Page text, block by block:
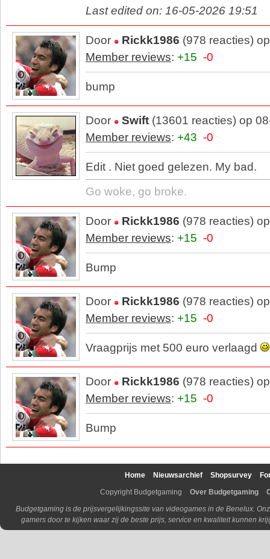
Last edited on: 16-05-2026 19:51
Door Rickk1986 (978 reacties)
Member reviews: +15 -0
bump
Door Swift (13601 reacties) op
Member reviews: +43 -0
Edit . Niet goed gelezen. My bad.
Go woke, go broke.
Door Rickk1986 (978 reacties)
Member reviews: +15 -0
Bump
Door Rickk1986 (978 reacties)
Member reviews: +15 -0
Vraagprijs met 500 euro verlaagd
Door Rickk1986 (978 reacties)
Member reviews: +15 -0
Bump
Home Nieuwsarchief Shopsurvey
Copyright Budgetgaming
Over Budgetgaming
Budgetgaming is de prijsvergelijkingssite van videogames in de Benelux.
gamers door te kijken waar zij de beste prijs, service en kwaliteit kunnen